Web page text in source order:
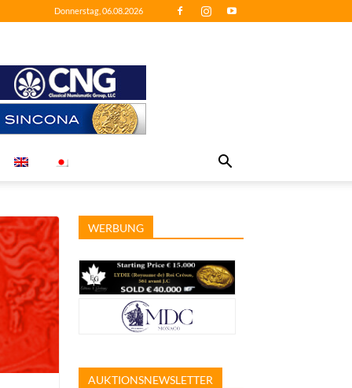
Donnerstag, 06.08.2026
WERBUNG
AUKTIONSNEWSLETTER